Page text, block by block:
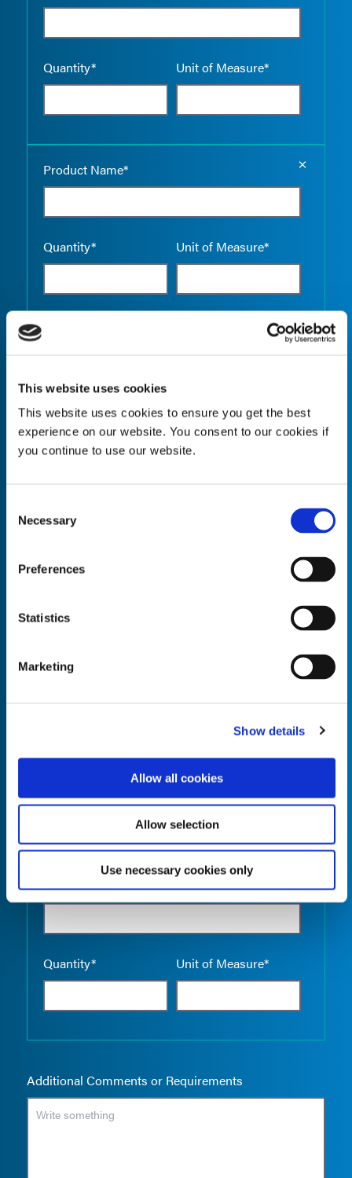
This website uses cookies
This website uses cookies to ensure you get the best
experience on our website. You consent to our cookies if
you continue to use our website.
Selection
Necessary
Preferences
Statistics
Marketing
Show details
Allow all cookies
Allow selection
Use necessary cookies only
Quantity* Unit of Measure*
Product Name*
Quantity* Unit of Measure*
Quantity* Unit of Measure*
Empty
Product Name* Empty
Unit of Measure*
Product Name*
Quantity* Unit of Measure*
Additional Comments or Requirements